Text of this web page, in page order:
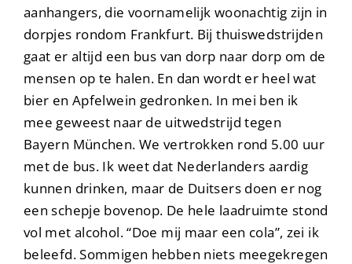
aanhangers, die voornamelijk woonachtig zijn in
dorpjes rondom Frankfurt. Bij thuiswedstrijden
gaat er altijd een bus van dorp naar dorp om de
mensen op te halen. En dan wordt er heel wat
bier en Apfelwein gedronken. In mei ben ik
mee geweest naar de uitwedstrijd tegen
Bayern München. We vertrokken rond 5.00 uur
met de bus. Ik weet dat Nederlanders aardig
kunnen drinken, maar de Duitsers doen er nog
een schepje bovenop. De hele laadruimte stond
vol met alcohol. “Doe mij maar een cola”, zei ik
beleefd. Sommigen hebben niets meegekregen